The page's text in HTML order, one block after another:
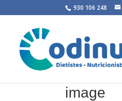
930 106 248
image